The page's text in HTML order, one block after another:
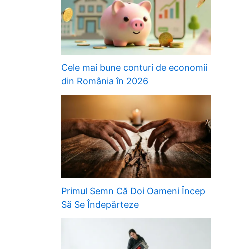
Cele mai bune conturi de economii
din România în 2026
Primul Semn Că Doi Oameni Încep
Să Se Îndepărteze